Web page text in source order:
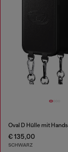
€ 135,00
SCHWARZ